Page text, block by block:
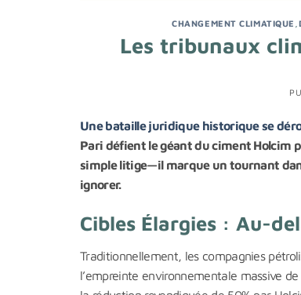
CHANGEMENT CLIMATIQUE
Les tribunaux
Une bataille juridique historique se
Pari défient le géant du ciment Holcim
simple litige—il marque un tournant
ignorer.
Cibles Élargies : Au-
Traditionnellement, les compagnies
l’empreinte environnementale massive